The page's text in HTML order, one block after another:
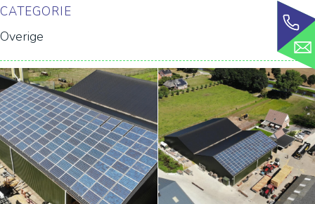
CATEGORIE
Overige